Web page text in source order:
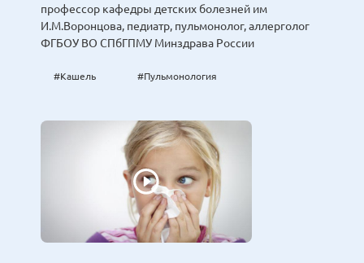
профессор кафедры детских болезней им
И.М.Воронцова, педиатр, пульмонолог, аллерголог
ФГБОУ ВО СПбГПМУ Минздрава России
#Кашель #Пульмонология